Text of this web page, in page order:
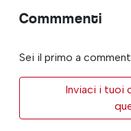
Commmenti
Sei il primo a
Inviaci i tuoi